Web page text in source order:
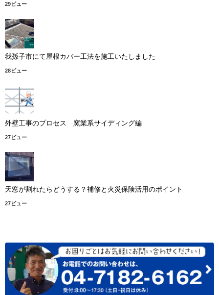
29ビュー
我孫子市にて屋根カバー工法を施工いたしました
28ビュー
外壁工事のプロセス 窯業系サイディング編
27ビュー
天窓が割れたらどうする？補修と火災保険活用のポイント
27ビュー